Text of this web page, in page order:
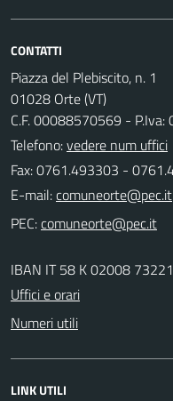
CONTATTI
Piazza del Plebiscito, n. 1
01028 Orte (VT)
C.F. 00088570569 -
Telefono:vedere num uffici
Fax: 0761.493303 -
E-mail:
PEC:
IBAN IT 58 K 02008
Uffici e orari
Numeri utili
LINK UTILI